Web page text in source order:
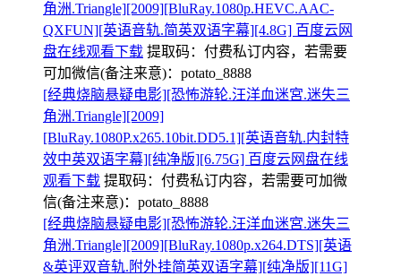
角洲.Triangle][2009][BluRay.1080p.HEVC.AAC-
QXFUN][英语音轨.简英双语字幕][4.8G] 百度云网
盘在线观看下载 提取码： 付费私订内容，若需要
可加微信(备注来意)：potato_8888
[经典烧脑悬疑电影][恐怖游轮.汪洋血迷宮.迷失三
角洲.Triangle][2009]
[BluRay.1080P.x265.10bit.DD5.1][英语音轨.内封特
效中英双语字幕][纯净版][6.75G] 百度云网盘在线
观看下载 提取码： 付费私订内容，若需要可加微
信(备注来意)：potato_8888
[经典烧脑悬疑电影][恐怖游轮.汪洋血迷宮.迷失三
角洲.Triangle][2009][BluRay.1080p.x264.DTS][英语
&英评双音轨.附外挂简英双语字幕][纯净版][11G]